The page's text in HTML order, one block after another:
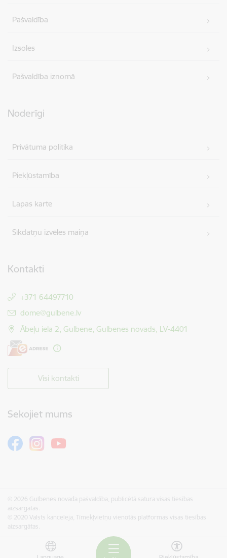
Pašvaldība
Izsoles
Pašvaldība iznomā
Noderīgi
Privātuma politika
Piekļūstamība
Lapas karte
Sīkdatņu izvēles maiņa
Kontakti
+371 64497710
E-pasts:
dome@gulbene.lv
Ābeļu iela 2, Gulbene, Gulbenes novads, LV-4401
Visi kontakti
Sekojiet mums
© 2026 Gulbenes novada pašvaldība, publicētā satura visas tiesības
aizsargātas.
© 2020 Valsts kanceleja, Tīmekļvietņu vienotās platformas visas tiesības
aizsargātas.